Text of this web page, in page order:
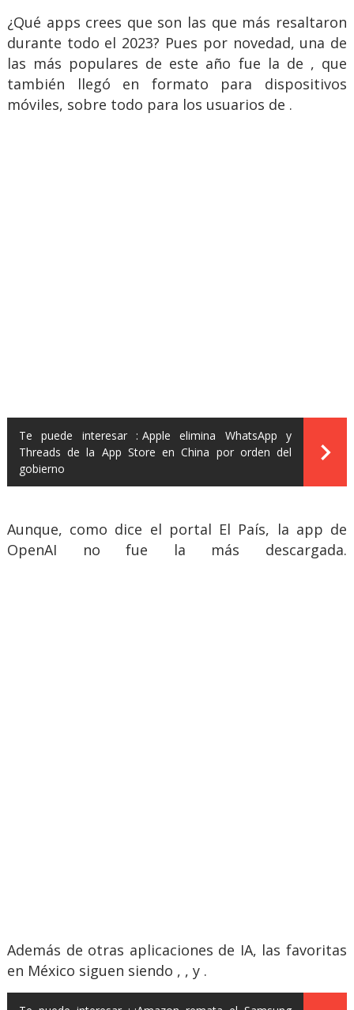
¿Qué apps crees que son las que más resaltaron
durante todo el 2023? Pues por novedad, una de
las más populares de este año fue la de , que
también llegó en formato para dispositivos
móviles, sobre todo para los usuarios de .
Te puede interesar : Apple elimina WhatsApp y
Threads de la App Store en China por orden del
gobierno
Aunque, como dice el portal El País, la app de
OpenAI no fue la más descargada.
Además de otras aplicaciones de IA, las favoritas
en México siguen siendo , , y .